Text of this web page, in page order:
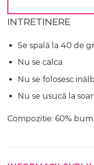
INTRETINERE
Se spală la 40 de
Nu se calca
Nu se folosesc
Nu se usucă la
Compozitie: 60%